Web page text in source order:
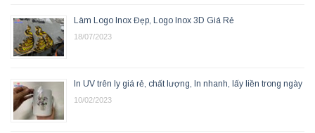
Làm Logo Inox Đẹp, Logo Inox 3D Giá Rẻ
18/07/2023
In UV trên ly giá rẻ, chất lượng, In nhanh, lấy liền trong ngày
10/02/2023